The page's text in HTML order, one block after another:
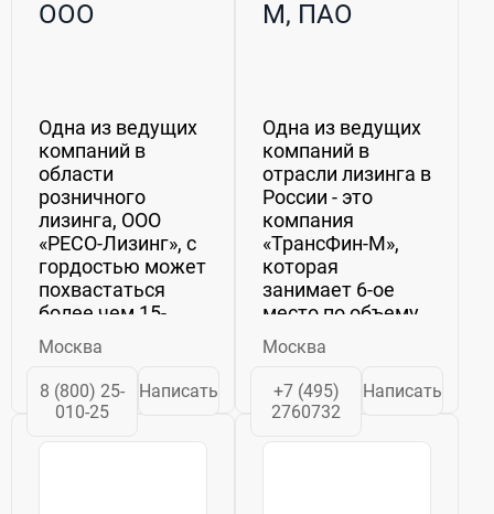
ООО
Одна из ведущих
компаний в
области
розничного
лизинга, ООО
«РЕСО-Лизинг», с
гордостью может
похвастаться
более чем 15-
летним опытом
работы на рынке.
Она является
частью крупного
который
Москва
8 (800) 25-
010-25
Написать
М, ПАО
Одна из ведущих
компаний в
отрасли лизинга в
России - это
компания
«ТрансФин-М»,
которая
занимает 6-ое
место по объему
лизингового
портфеля на
конец 2019 года.
Она была
февраля 2005
Москва
+7 (495)
2760732
Написать